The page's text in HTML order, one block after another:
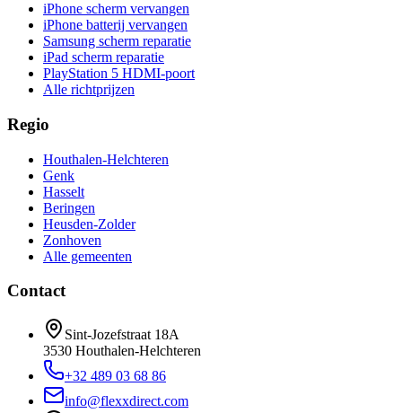
iPhone scherm vervangen
iPhone batterij vervangen
Samsung scherm reparatie
iPad scherm reparatie
PlayStation 5 HDMI-poort
Alle richtprijzen
Regio
Houthalen-Helchteren
Genk
Hasselt
Beringen
Heusden-Zolder
Zonhoven
Alle gemeenten
Contact
Sint-Jozefstraat 18A
3530 Houthalen-Helchteren
+32 489 03 68 86
info@flexxdirect.com